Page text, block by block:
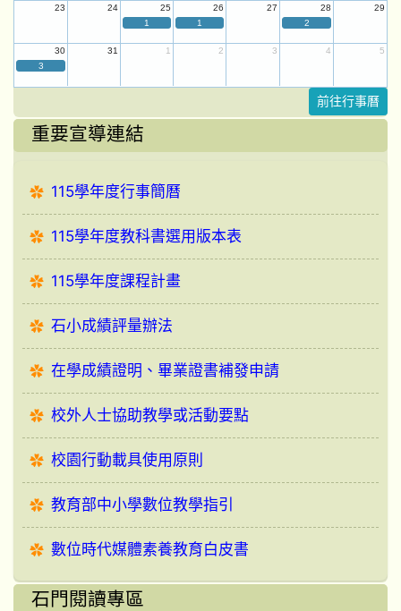
23 24 25 26 27 28
29
1
1 2
30 31 1 2 3 4
5
3
前往行事曆
重要宣導連結
115學年度行事簡曆
115學年度教科書選用版本表
115學年度課程計畫
石小成績評量辦法
在學成績證明、畢業證書補發申請
校外人士協助教學或活動要點
校園行動載具使用原則
教育部中小學數位教學指引
數位時代媒體素養教育白皮書
石門閱讀專區